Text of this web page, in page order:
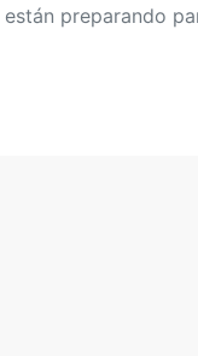
preparando